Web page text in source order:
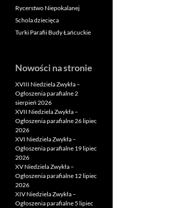
Rycerstwo Niepokalanej
Schola dziecięca
Turki Parafii Budy Łańcuckie
Nowości na stronie
XVIII Niedziela Zwykła –
Ogłoszenia parafialne 2
sierpień 2026
XVII Niedziela Zwykła –
Ogłoszenia parafialne 26 lipiec
2026
XVI Niedziela Zwykła –
Ogłoszenia parafialne 19 lipiec
2026
XV Niedziela Zwykła –
Ogłoszenia parafialne 12 lipiec
2026
XIV Niedziela Zwykła –
Ogłoszenia parafialne 5 lipiec